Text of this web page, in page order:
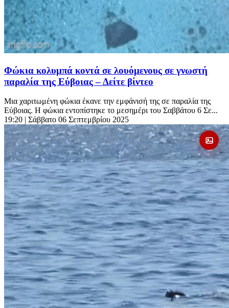
Φώκια κολυμπά κοντά σε λουόμενους σε γνωστή
παραλία της Εύβοιας – Δείτε βίντεο
Μια χαριτωμένη φώκια έκανε την εμφάνισή της σε παραλία της
Εύβοιας. Η φώκια εντοπίστηκε το μεσημέρι του Σαββάτου 6 Σε...
19:20 | Σάββατο 06 Σεπτεμβρίου 2025